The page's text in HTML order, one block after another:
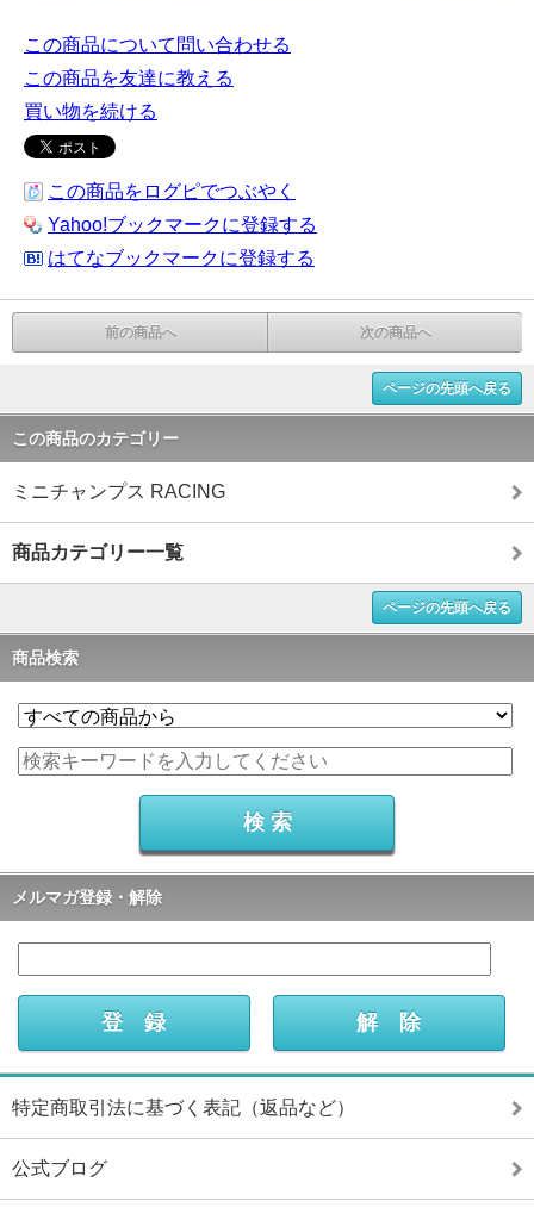
この商品について問い合わせる
この商品を友達に教える
買い物を続ける
この商品をログピでつぶやく
Yahoo!ブックマークに登録する
はてなブックマークに登録する
前の商品へ 次の商品へ
ページの先頭へ戻る
この商品のカテゴリー
ミニチャンプス RACING
商品カテゴリー一覧
ページの先頭へ戻る
商品検索
メルマガ登録・解除
特定商取引法に基づく表記（返品など）
公式ブログ